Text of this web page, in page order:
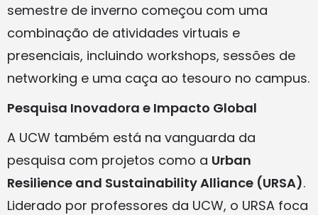
semestre de inverno começou com uma
combinação de atividades virtuais e
presenciais, incluindo workshops, sessões de
networking e uma caça ao tesouro no campus.
Pesquisa Inovadora e Impacto Global
A UCW também está na vanguarda da
pesquisa com projetos como a Urban
Resilience and Sustainability Alliance (URSA).
Liderado por professores da UCW, o URSA foca